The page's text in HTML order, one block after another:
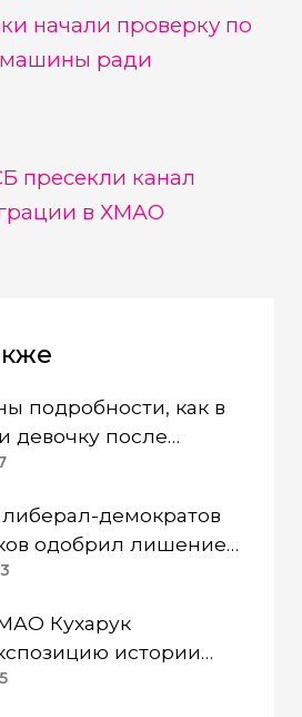
начали проверку по
машины ради
пресекли канал
в ХМАО
подробности, как в
девочку после
собак
демократов
одобрил лишение
прав
Кухарук
истории
от «Газпром нефти»